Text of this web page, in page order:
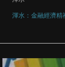
渾水：金融經濟精